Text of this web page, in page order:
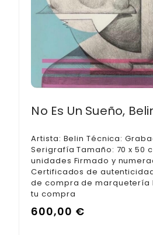
No Es Un Sueño,
Artista: Belin Técnica:
Serigrafía Tamaño: 70 x 50
unidades Firmado y
Certificados de
de compra de marquetería
tu compra
600,00 €